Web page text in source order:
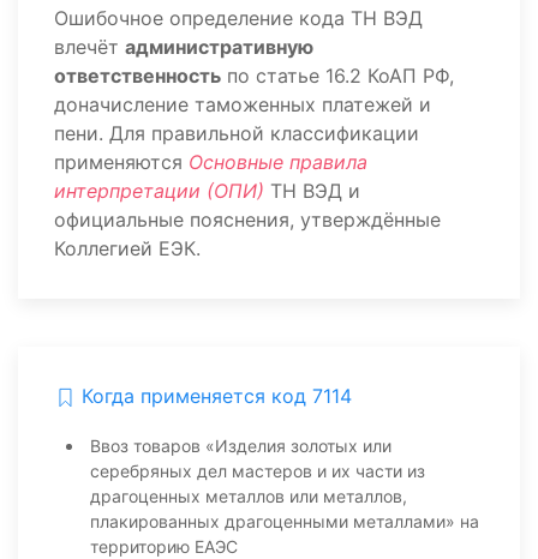
Ошибочное определение кода ТН ВЭД
влечёт административную
ответственность по статье 16.2 КоАП РФ,
доначисление таможенных платежей и
пени. Для правильной классификации
применяются Основные правила
интерпретации (ОПИ) ТН ВЭД и
официальные пояснения, утверждённые
Коллегией ЕЭК.
Когда применяется код 7114
Ввоз товаров «Изделия золотых или
серебряных дел мастеров и их части из
драгоценных металлов или металлов,
плакированных драгоценными металлами» на
территорию ЕАЭС